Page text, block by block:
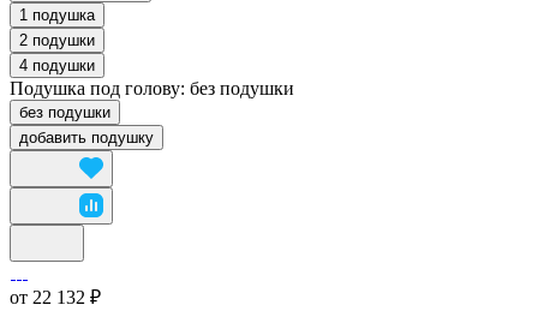
1 подушка
2 подушки
4 подушки
Подушка под голову: без подушки
без подушки
добавить подушку
от 22 132 ₽